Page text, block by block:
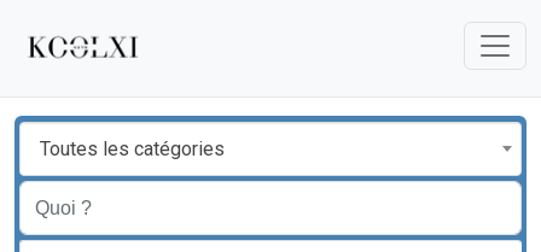
Toutes les catégories